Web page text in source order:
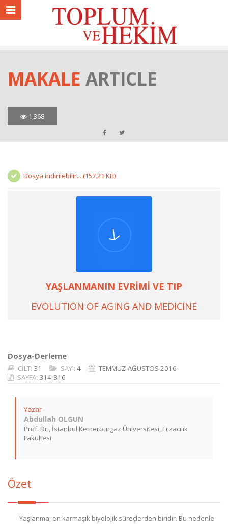
MAKALE ARTICLE
1,368
Dosya indirilebilir... (157.21 KB)
YAŞLANMANIN EVRİMİ VE TIP
EVOLUTION OF AGING AND MEDICINE
Dosya-Derleme
CİLT: 31 SAYI: 4
TEMMUZ-AĞUSTOS 2016
SAYFA: 314-316
Yazar
Abdullah OLGUN
Prof. Dr., İstanbul Kemerburgaz Üniversitesi, Eczacılık
Fakültesi
Özet
Yaşlanma, en karmaşık biyolojik süreçlerden biridir. Bu nedenle